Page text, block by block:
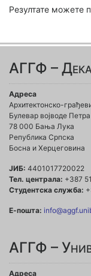
Резултате можете
АГГФ –
Адреса
Архитектонско-
Булевар војводе
78 000 Бања Лука
Република Српска
Босна и Херцеговина
ЈИБ: 4401017720022
Тел. централа: +387
Студентска служба:
Е-пошта:
АГГФ –
Адреса